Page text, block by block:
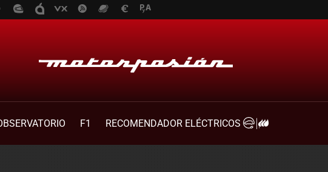
F1 RECOMENDADOR ELÉCTRICOS